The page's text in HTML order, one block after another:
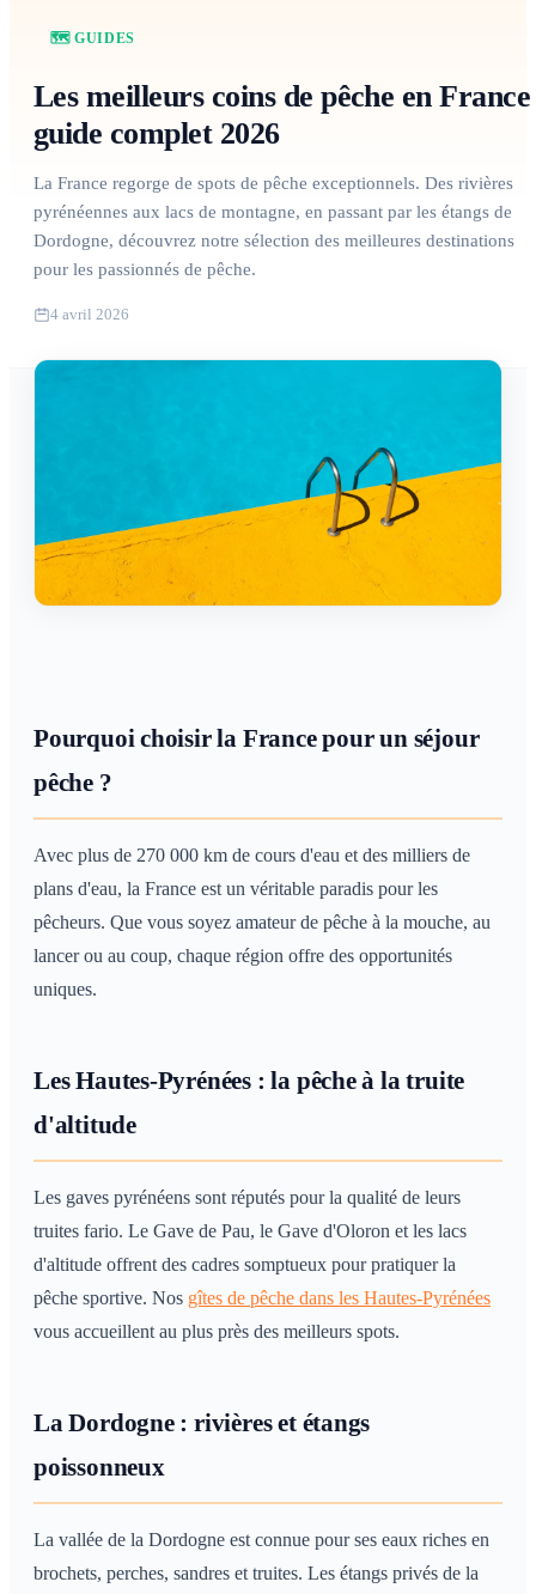
🗺️ GUIDES
Les meilleurs coins de pêche en
guide complet 2026
La France regorge de spots de pêche exceptionnels. Des rivières
pyrénéennes aux lacs de montagne, en passant par les étangs de
Dordogne, découvrez notre sélection des meilleures destinations
pour les passionnés de pêche.
4 avril 2026
Pourquoi choisir la France pour un séjour
pêche ?
Avec plus de 270 000 km de cours d'eau et des milliers de
plans d'eau, la France est un véritable paradis pour les
pêcheurs. Que vous soyez amateur de pêche à la mouche, au
lancer ou au coup, chaque région offre des opportunités
uniques.
Les Hautes-Pyrénées : la pêche à la truite
d'altitude
Les gaves pyrénéens sont réputés pour la qualité de leurs
truites fario. Le Gave de Pau, le Gave d'Oloron et les lacs
d'altitude offrent des cadres somptueux pour pratiquer la
pêche sportive. Nos gîtes de pêche dans les Hautes-Pyrénées
vous accueillent au plus près des meilleurs spots.
La Dordogne : rivières et étangs
poissonneux
La vallée de la Dordogne est connue pour ses eaux riches en
brochets, perches, sandres et truites. Les étangs privés de la